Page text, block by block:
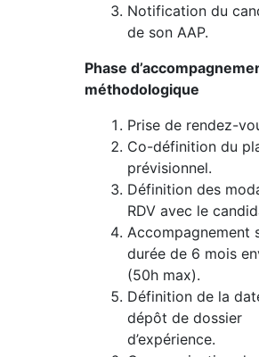
Notification du
de son AAP.
Phase
méthodologique
Prise de rendez-
Co-définition du
prévisionnel.
Définition des
RDV avec le
Accompagnement
durée de 6 mois
(50h max).
Définition de la
dépôt de dossier
d’expérience.